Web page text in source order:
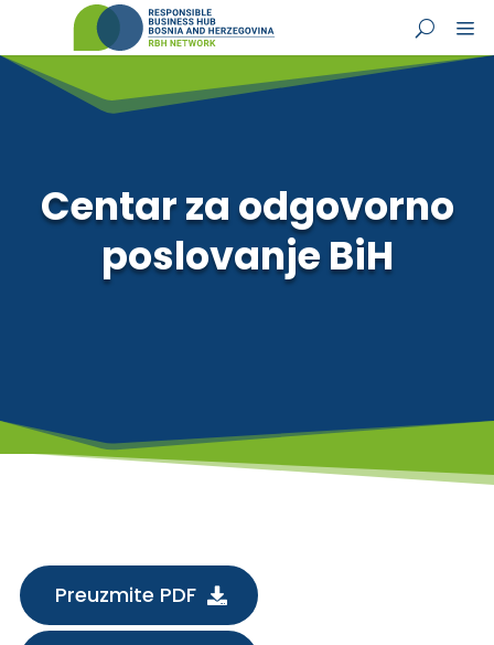
Centar za odgovorno
poslovanje BiH
Preuzmite PDF